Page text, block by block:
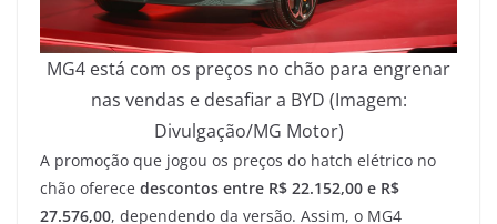
MG4 está com os preços no chão para engrenar
nas vendas e desafiar a BYD (Imagem:
Divulgação/MG Motor)
A promoção que jogou os preços do hatch elétrico no
chão oferece descontos entre R$ 22.152,00 e R$
27.576,00, dependendo da versão. Assim, o MG4